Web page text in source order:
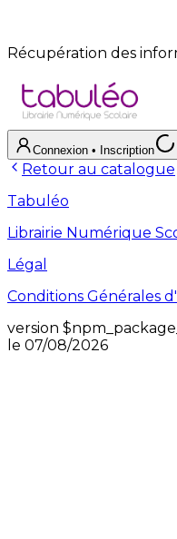
Récupération des
Connexion • Inscription
Retour au catalogue
Tabuléo
Librairie Numérique
Légal
Conditions Générales
version
le 07/08/2026